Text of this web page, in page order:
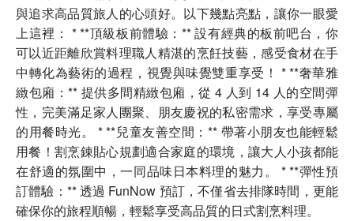
與追求高品質旅人的心頭好。以下幾點亮點，讓你一眼愛
上這裡： * **頂級板前體驗：** 設有經典的板前吧台，你
可以近距離欣賞料理職人精湛的烹飪技藝，感受食材在手
中轉化為藝術的過程，視覺與味覺雙重享受！ * **奢華雅
緻包廂：** 提供多間精緻包廂，從 4 人到 14 人的空間彈
性，完美滿足家人團聚、朋友慶祝的私密需求，享受專屬
的用餐時光。 * **兒童友善空間：** 帶著小朋友也能輕鬆
用餐！割烹錬貼心規劃適合家庭的環境，讓大人小孩都能
在舒適的氛圍中，一同品味日本料理的魅力。 * **彈性預
訂體驗：** 透過 FunNow 預訂，不僅省去排隊時間，更能
確保你的旅程順暢，輕鬆享受高品質的日式割烹料理。